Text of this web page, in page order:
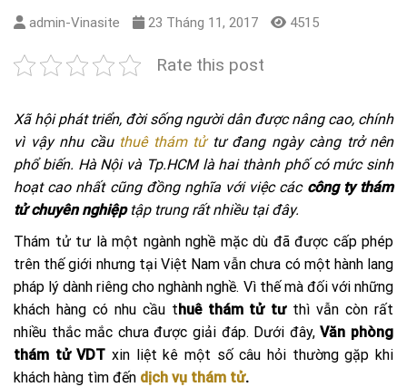
admin-Vinasite 23 Tháng 11, 2017 4515
Rate this post
Xã hội phát triển, đời sống người dân được nâng cao, chính
vì vậy nhu cầu thuê thám tửtư đang ngày càng trở nên
phổ biến. Hà Nội và Tp.HCM là hai thành phố có mức sinh
hoạt cao nhất cũng đồng nghĩa với việc cáccông ty thám
tử chuyên nghiệptập trung rất nhiều tại đây.
Thám tử tư là một ngành nghề mặc dù đã được cấp phép
trên thế giới nhưng tại Việt Nam vẫn chưa có một hành lang
pháp lý dành riêng cho nghành nghề. Vì thế mà đối với những
khách hàng có nhu cầu thuê thám tử tưthì vẫn còn rất
nhiều thắc mắc chưa được giải đáp. Dưới đây,Văn phòng
thám tử VDT xin liệt kê một số câu hỏi thường gặp khi
khách hàng tìm đến dịch vụ thám tử.